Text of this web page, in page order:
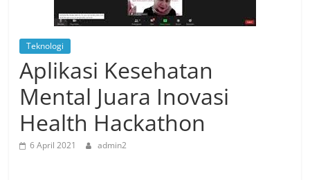
Teknologi
Aplikasi Kesehatan
Mental Juara Inovasi
Health Hackathon
6 April 2021 admin2